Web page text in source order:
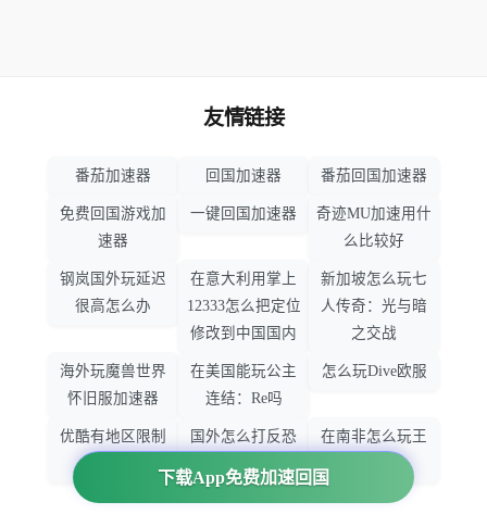
下载App免费加速回国
友情链接
番茄加速器 回国加速器 番茄回国加速器
免费回国游戏加
速器
一键回国加速器
奇迹MU加速用什
么比较好
钢岚国外玩延迟
很高怎么办
在意大利用掌上
12333怎么把定位
修改到中国国内
新加坡怎么玩七
人传奇：光与暗
之交战
海外玩魔兽世界
怀旧服加速器
在美国能玩公主
连结：Re吗
怎么玩Dive欧服
优酷有地区限制
国外怎么打反恐
精英：全球攻势
在南非怎么玩王